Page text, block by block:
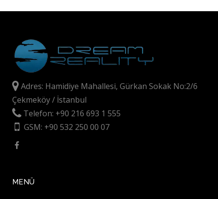
Adres: Hamidiye Mahallesi, Gürkan Sokak No:2/6
Çekmeköy / İstanbul
Telefon: +90 216 693 1 555
GSM: +90 532 250 00 07
MENÜ